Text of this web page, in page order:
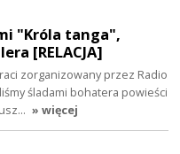
"Króla tanga",
[RELACJA]
zorganizowany przez Radio
śladami bohatera powieści
» więcej